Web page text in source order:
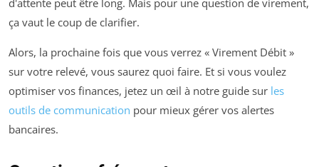
d'attente peut être long. Mais pour une question de virement,
ça vaut le coup de clarifier.
Alors, la prochaine fois que vous verrez « Virement Débit »
sur votre relevé, vous saurez quoi faire. Et si vous voulez
optimiser vos finances, jetez un œil à notre guide sur les
outils de communication pour mieux gérer vos alertes
bancaires.